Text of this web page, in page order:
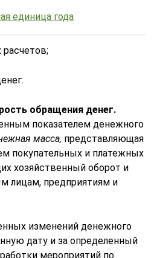
единица года
расчетов;
обращения денег.
показателем денежного
масса, представляющая
покупательных и платежных
хозяйственный оборот и
лицам, предприятиям и
изменений денежного
дату и за определенный
мероприятий по